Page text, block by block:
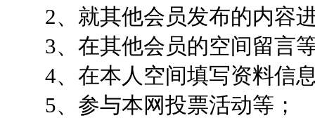
2、就其他会员发布的内容
3、在其他会员的空间留言
4、在本人空间填写资料信
5、参与本网投票活动等；